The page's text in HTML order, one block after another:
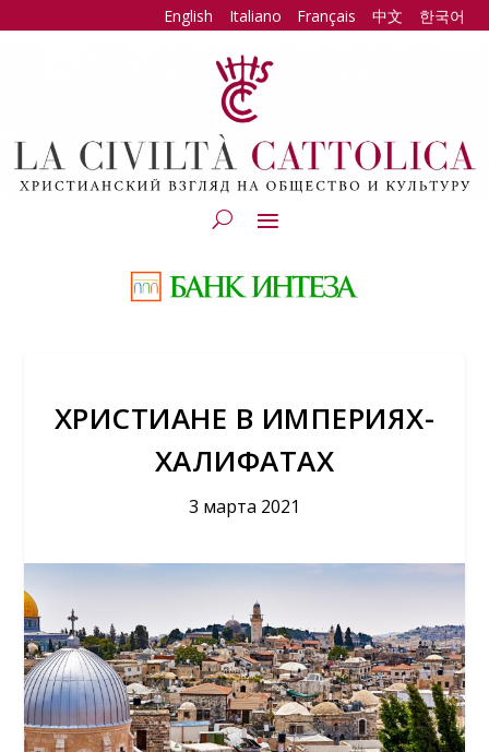
English Italiano Français 中文 한국어
ХРИСТИАНЕ В ИМПЕРИЯХ-
ХАЛИФАТАХ
3 марта 2021